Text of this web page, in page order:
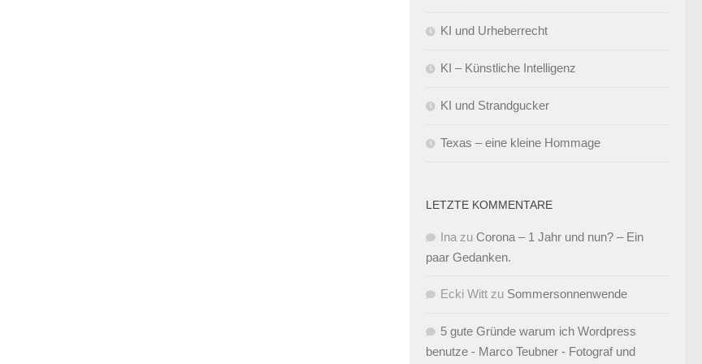
KI und Urheberrecht
KI – Künstliche Intelligenz
KI und Strandgucker
Texas – eine kleine Hommage
LETZTE KOMMENTARE
Ina zu Corona – 1 Jahr und nun? – Ein
paar Gedanken.
Ecki Witt zu Sommersonnenwende
5 gute Gründe warum ich Wordpress
benutze - Marco Teubner - Fotograf und